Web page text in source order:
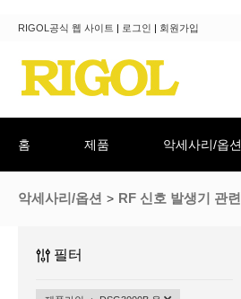
RIGOL공식 웹 사이트 | 로그인 | 회원가입
홈 제품 악세사리/옵션
악세사리/옵션 RF 신호 발생기 관련
필터